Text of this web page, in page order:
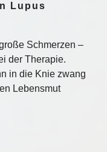
Lupus
Schmerzen –
der Therapie.
in die Knie zwang
Lebensmut